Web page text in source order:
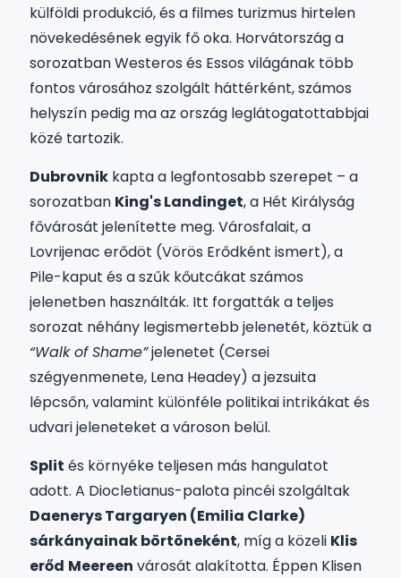
külföldi produkció, és a filmes turizmus hirtelen
növekedésének egyik fő oka. Horvátország a
sorozatban Westeros és Essos világának több
fontos városához szolgált háttérként, számos
helyszín pedig ma az ország leglátogatottabbjai
közé tartozik.
Dubrovnik kapta a legfontosabb szerepet – a
sorozatban King's Landinget, a Hét Királyság
fővárosát jelenítette meg. Városfalait, a
Lovrijenac erődöt (Vörös Erődként ismert), a
Pile-kaput és a szűk kőutcákat számos
jelenetben használták. Itt forgatták a teljes
sorozat néhány legismertebb jelenetét, köztük a
“Walk of Shame”jelenetet (Cersei
szégyenmenete, Lena Headey) a jezsuita
lépcsőn, valamint különféle politikai intrikákat és
udvari jeleneteket a városon belül.
Split és környéke teljesen más hangulatot
adott. A Diocletianus-palota pincéi szolgáltak
Daenerys Targaryen (Emilia Clarke)
sárkányainak börtöneként, míg a közeli Klis
erőd Meereen városát alakította. Éppen Klisen